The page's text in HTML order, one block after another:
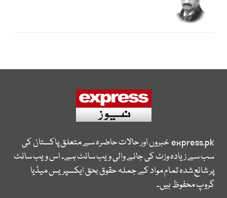
express.pkخبروں اور حالات حاضرہ سے متعلق پاکستان کی
سب سے زیادہ وزٹ کی جانے والی ویب سائٹ ہے۔ اس ویب سائٹ
پر شائع شدہ تمام مواد کے جملہ حقوق بحق ایکسپریس میڈیا
گروپ محفوظ ہیں۔